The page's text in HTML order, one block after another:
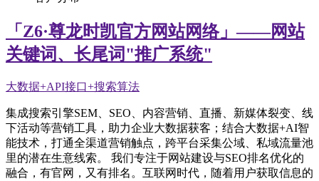
「Z6·尊龙时凯官方网站网络」——网站
关键词、长尾词"推广系统"
大数据+API接口+搜索算法
集成搜索引擎SEM、SEO、内容营销、直播、新媒体裂变、线
下活动等营销工具，助力企业大数据获客；结合大数据+AI智
能技术，打通全渠道营销触点，跨平台采集公域、私域流量池
里的潜在生意线索。 我们专注于网站建设与SEO排名优化的
融合，有官网，又有排名。互联网时代，随着用户获取信息的